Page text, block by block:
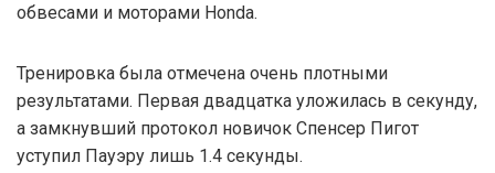
обвесами и моторами Honda.
Тренировка была отмечена очень плотными
результатами. Первая двадцатка уложилась в секунду,
а замкнувший протокол новичок Спенсер Пигот
уступил Пауэру лишь 1.4 секунды.